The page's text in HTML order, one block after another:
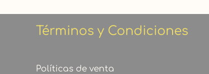
Términos y Condiciones
Políticas de venta